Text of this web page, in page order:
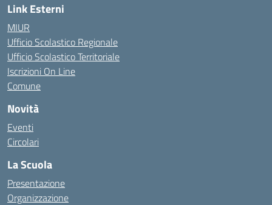
Link Esterni
MIUR
Ufficio Scolastico Regionale
Ufficio Scolastico Territoriale
Iscrizioni On Line
Comune
Novità
Eventi
Circolari
La Scuola
Presentazione
Organizzazione